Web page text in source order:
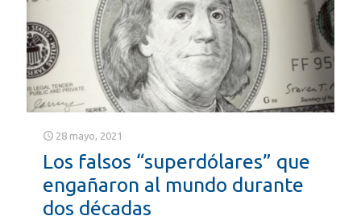
28 mayo, 2021
Los falsos “superdólares” que
engañaron al mundo durante
dos décadas